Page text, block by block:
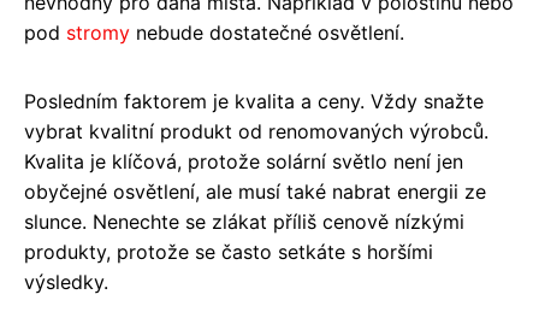
pod stromy nebude dostatečné osvětlení.
Posledním faktorem je kvalita a ceny. Vždy snažte
vybrat kvalitní produkt od renomovaných výrobců.
Kvalita je klíčová, protože solární světlo není jen
obyčejné osvětlení, ale musí také nabrat energii ze
slunce. Nenechte se zlákat příliš cenově nízkými
produkty, protože se často setkáte s horšími
výsledky.